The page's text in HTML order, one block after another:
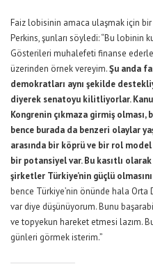
Faiz lobisinin amaca ulaşmak için
Perkins, şunları söyledi: “Bu lobinin
Gösterileri muhalefeti finanse
üzerinden örnek vereyim.Şu anda
demokratları aynı şekilde
diyerek senatoyu kilitliyorlar.
Kongrenin çıkmaza girmiş
bence burada da benzeri olaylar
arasında bir köprü ve bir rol
bir potansiyel var. Bu kasıtlı
şirketler Türkiye’nin güçlü
bence Türkiye’nin önünde hala
var diye düşünüyorum. Bunu
ve topyekun hareket etmesi lazım.
günleri görmek isterim.”